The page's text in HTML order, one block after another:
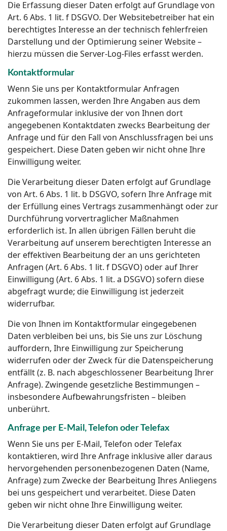
Die Erfassung dieser Daten erfolgt auf Grundlage von
Art. 6 Abs. 1 lit. f DSGVO. Der Websitebetreiber hat ein
berechtigtes Interesse an der technisch fehlerfreien
Darstellung und der Optimierung seiner Website –
hierzu müssen die Server-Log-Files erfasst werden.
Kontaktformular
Wenn Sie uns per Kontaktformular Anfragen
zukommen lassen, werden Ihre Angaben aus dem
Anfrageformular inklusive der von Ihnen dort
angegebenen Kontaktdaten zwecks Bearbeitung der
Anfrage und für den Fall von Anschlussfragen bei uns
gespeichert. Diese Daten geben wir nicht ohne Ihre
Einwilligung weiter.
Die Verarbeitung dieser Daten erfolgt auf Grundlage
von Art. 6 Abs. 1 lit. b DSGVO, sofern Ihre Anfrage mit
der Erfüllung eines Vertrags zusammenhängt oder zur
Durchführung vorvertraglicher Maßnahmen
erforderlich ist. In allen übrigen Fällen beruht die
Verarbeitung auf unserem berechtigten Interesse an
der effektiven Bearbeitung der an uns gerichteten
Anfragen (Art. 6 Abs. 1 lit. f DSGVO) oder auf Ihrer
Einwilligung (Art. 6 Abs. 1 lit. a DSGVO) sofern diese
abgefragt wurde; die Einwilligung ist jederzeit
widerrufbar.
Die von Ihnen im Kontaktformular eingegebenen
Daten verbleiben bei uns, bis Sie uns zur Löschung
auffordern, Ihre Einwilligung zur Speicherung
widerrufen oder der Zweck für die Datenspeicherung
entfällt (z. B. nach abgeschlossener Bearbeitung Ihrer
Anfrage). Zwingende gesetzliche Bestimmungen –
insbesondere Aufbewahrungsfristen – bleiben
unberührt.
Anfrage per E-Mail, Telefon oder Telefax
Wenn Sie uns per E-Mail, Telefon oder Telefax
kontaktieren, wird Ihre Anfrage inklusive aller daraus
hervorgehenden personenbezogenen Daten (Name,
Anfrage) zum Zwecke der Bearbeitung Ihres Anliegens
bei uns gespeichert und verarbeitet. Diese Daten
geben wir nicht ohne Ihre Einwilligung weiter.
Die Verarbeitung dieser Daten erfolgt auf Grundlage